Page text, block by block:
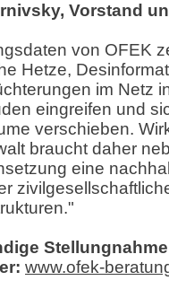
Vorstand
von OFEK
Hetze,
im Netz
eingreifen und
verschieben.
braucht daher
eine
www.ofek-